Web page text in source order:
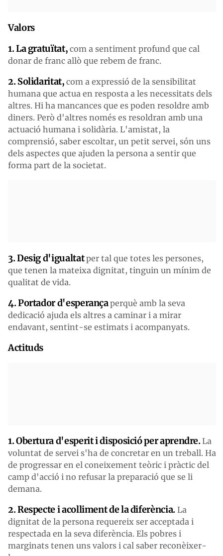
Valors
1. La gratuïtat, com a sentiment profund que cal
donar de franc allò que rebem de franc.
2. Solidaritat,com a expressió de la sensibilitat
humana que actua en resposta a les necessitats dels
altres. Hi ha mancances que es poden resoldre amb
diners. Però d'altres només es resoldran amb una
actuació humana i solidària. L'amistat, la
comprensió, saber escoltar, un petit servei, són uns
dels aspectes que ajuden la persona a sentir que
forma part de la societat.
3. Desig d'igualtatper tal que totes les persones,
que tenen la mateixa dignitat, tinguin un mínim de
qualitat de vida.
4. Portador d'esperançaperquè amb la seva
dedicació ajuda els altres a caminar i a mirar
endavant, sentint-se estimats i acompanyats.
Actituds
1. Obertura d'esperit i disposició per aprendre.La
voluntat de servei s'ha de concretar en un treball. Ha
de progressar en el coneixement teòric i pràctic del
camp d'acció i no refusar la preparació que se li
demana.
2. Respecte i acolliment de la diferència. La
dignitat de la persona requereix ser acceptada i
respectada en la seva diferència. Els pobres i
marginats tenen uns valors i cal saber reconèixer-